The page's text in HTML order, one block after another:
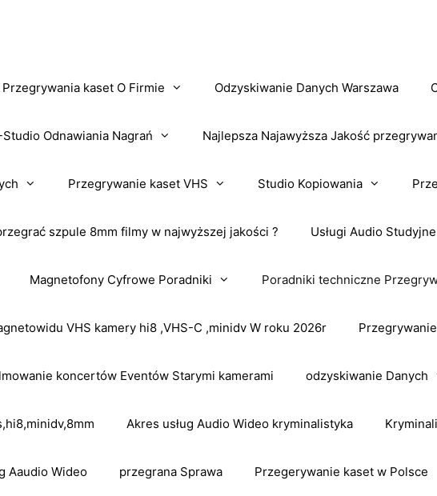
Przegrywania kaset O Firmie Odzyskiwanie Danych Warszawa
Odnawiania Nagrań Najlepsza Najawyższa Jakość
Przegrywanie kaset VHS Studio Kopiowania
szpule 8mm filmy w najwyższej jakości ? Usługi Audio Studyjne
Magnetofony Cyfrowe Poradniki Poradniki techniczne
VHS kamery hi8 ,VHS-C ,minidv W roku 2026r
koncertów Eventów Starymi kamerami odzyskiwanie Danych
Akres usług Audio Wideo kryminalistyka
Aaudio Wideo przegrana Sprawa Przegerywanie kaset w Polsce